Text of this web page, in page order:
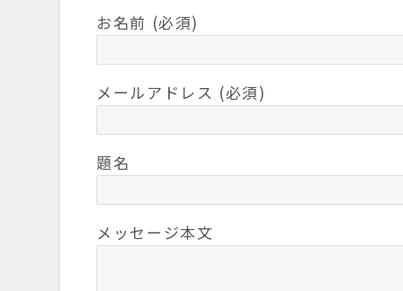
お名前 (必須)
メールアドレス (必須)
題名
メッセージ本文